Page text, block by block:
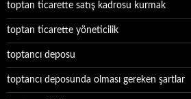
toptan ticarette satış kadrosu kurmak
toptan ticarette yöneticilik
toptancı deposu
toptancı deposunda olması gereken şartlar